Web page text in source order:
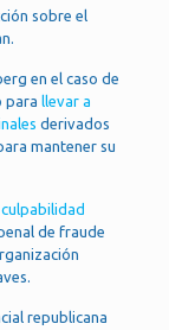
sobre el
en el caso de
para llevar a
derivados
mantener su
de fraude
republicana